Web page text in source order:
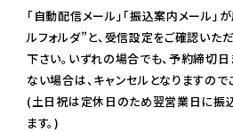
「自動配信メール」「振込案内メール」
ルフォルダ”と、受信設定をご確認いた
下さい。いずれの場合でも、予約締切
ない場合は、キャンセルとなりますので
(土日祝は定休日のため翌営業日に振
ます。)